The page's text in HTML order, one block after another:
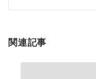
シ
ン
関連記事